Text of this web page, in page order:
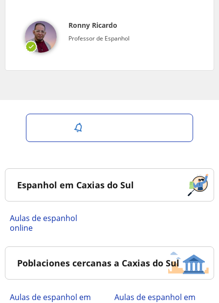
Ronny Ricardo
Professor de Espanhol
Espanhol em Caxias do Sul
Aulas de espanhol
online
Poblaciones cercanas a Caxias do Sul
Aulas de espanhol em
Aulas de espanhol em